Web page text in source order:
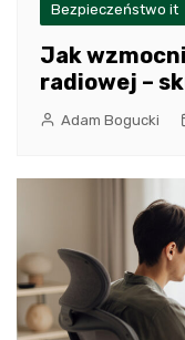
Bezpieczeństwo it
Jak
radiowej –
Adam Bogucki